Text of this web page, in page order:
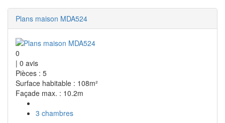
Plans maison MDA524
0
| 0 avis
Pièces : 5
Surface habitable : 108m²
Façade max. : 10.2m
3 chambres